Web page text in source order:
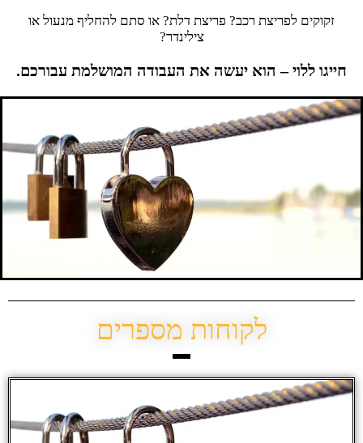
זקוקים לפריצת רכב? פריצת דלת? או סתם להחליף מנעול או
צילינדר?
חייגו ללוי – הוא יעשה את העבודה המושלמת עבורכם.
לקוחות מספרים